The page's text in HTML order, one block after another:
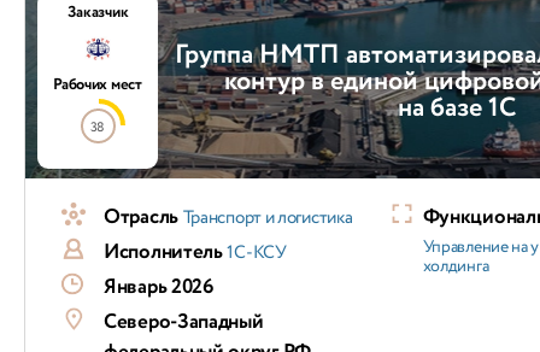
Группа НМТП
контур в единой
на базе 1С
Заказчик
Рабочих мест
38
ОтрасльТранспорт и логистика
Исполнитель1С-КСУ
Январь 2026
Северо-Западный
Управление на
холдинга